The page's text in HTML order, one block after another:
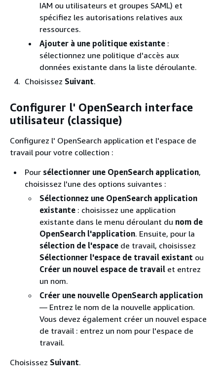
IAM ou utilisateurs et groupes SAML) et
spécifiez les autorisations relatives aux
ressources.
Ajouter à une politique existante :
sélectionnez une politique d'accès aux
données existante dans la liste déroulante.
Choisissez Suivant.
Configurer l' OpenSearch interface
utilisateur (classique)
Configurez l' OpenSearch application et l'espace de
travail pour votre collection :
Pour sélectionner une OpenSearch application,
choisissez l'une des options suivantes :
Sélectionnez une OpenSearch application
existante : choisissez une application
existante dans le menu déroulant du nom de
OpenSearch l'application. Ensuite, pour la
sélection de l'espace de travail, choisissez
Sélectionner l'espace de travail existant ou
Créer un nouvel espace de travail et entrez
un nom.
Créer une nouvelle OpenSearch application
— Entrez le nom de la nouvelle application.
Vous devez également créer un nouvel espace
de travail : entrez un nom pour l'espace de
travail.
Choisissez Suivant.